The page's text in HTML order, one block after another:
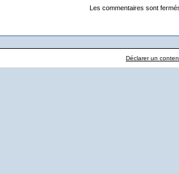
Les commentaires sont
Déclarer un